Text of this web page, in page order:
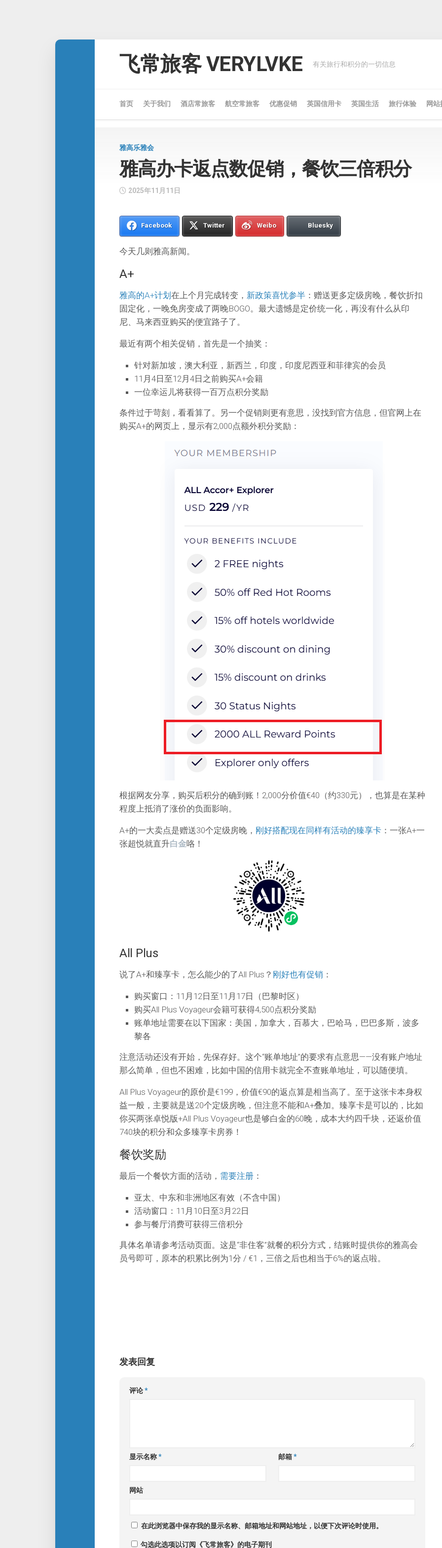
飞常旅客 VERYLVKE 有关旅行和积分的一切信息
首页 关于我们 酒店常旅客 航空常旅客 优惠促销 英国信用卡 英国生活 旅行体验 网
雅高乐雅会
雅高办卡返点数促销，餐饮三倍积分
2025年11月11日
Facebook Twitter Weibo Bluesky
今天几则雅高新闻。
A+
雅高的A+计划 在上个月完成转变， 新政策喜忧参半 ：赠送更多定级房晚，餐饮折扣
固定化，一晚免房变成了两晚BOGO。最大遗憾是定价统一化，再没有什么从印
尼、马来西亚购买的便宜路子了。
最近有两个相关促销，首先是一个抽奖：
针对新加坡，澳大利亚，新西兰，印度，印度尼西亚和菲律宾的会员
11月4日至12月4日之前购买A+会籍
一位幸运儿将获得一百万点积分奖励
条件过于苛刻，看看算了。另一个促销则更有意思，没找到官方信息，但官网上在
购买A+的网页上，显示有2,000点额外积分奖励：
根据网友分享，购买后积分的确到账！2,000分价值€40（约330元），也算是在某种
程度上抵消了涨价的负面影响。
A+的一大卖点是赠送30个定级房晚， 刚好搭配现在同样有活动的臻享卡 ：一张A+一
张超悦就直升白金咯！
All Plus
说了A+和臻享卡，怎么能少的了All Plus？ 刚好也有促销 ：
购买窗口：11月12日至11月17日（巴黎时区）
购买All Plus Voyageur会籍可获得4,500点积分奖励
账单地址需要在以下国家：美国，加拿大，百慕大，巴哈马，巴巴多斯，波多
黎各
注意活动还没有开始，先保存好。这个“账单地址”的要求有点意思——没有账户地址
那么简单，但也不困难，比如中国的信用卡就完全不查账单地址，可以随便填。
All Plus Voyageur的原价是€199，价值€90的返点算是相当高了。至于这张卡本身权
益一般，主要就是送20个定级房晚，但注意不能和A+叠加。臻享卡是可以的，比如
你买两张卓悦版+All Plus Voyageur也是够白金的60晚，成本大约四千块，还返价值
740块的积分和众多臻享卡房券！
餐饮奖励
最后一个餐饮方面的活动， 需要注册 ：
亚太、中东和非洲地区有效（不含中国）
活动窗口：11月10日至3月22日
参与餐厅消费可获得三倍积分
具体名单请参考活动页面。这是“非住客”就餐的积分方式，结账时提供你的雅高会
员号即可，原本的积累比例为1分 / €1，三倍之后也相当于6%的返点啦。
发表回复
评论*
显示名称* 邮箱*
网站
在此浏览器中保存我的显示名称、邮箱地址和网站地址，以便下次评论时使用。
勾选此选项以订阅《飞常旅客》的电子期刊